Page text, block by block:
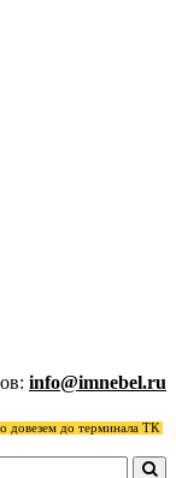
info@imnebel.ru
довезем до терминала ТК